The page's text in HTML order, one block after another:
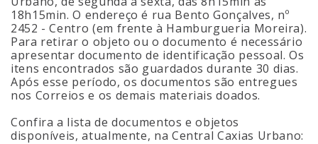
18h15min. O endereço é rua Bento Gonçalves, nº
2452 - Centro (em frente à Hamburgueria Moreira).
Para retirar o objeto ou o documento é necessário
apresentar documento de identificação pessoal. Os
itens encontrados são guardados durante 30 dias.
Após esse período, os documentos são entregues
nos Correios e os demais materiais doados.
Confira a lista de documentos e objetos
disponíveis, atualmente, na Central Caxias Urbano: